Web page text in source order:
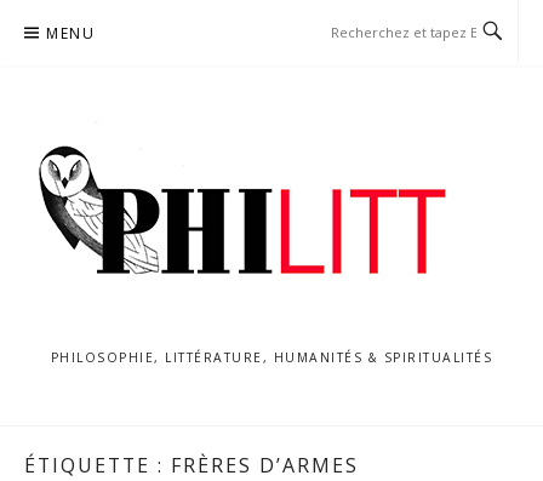
MENU
PHILOSOPHIE, LITTÉRATURE, HUMANITÉS & SPIRITUALITÉS
ÉTIQUETTE : FRÈRES D’ARMES